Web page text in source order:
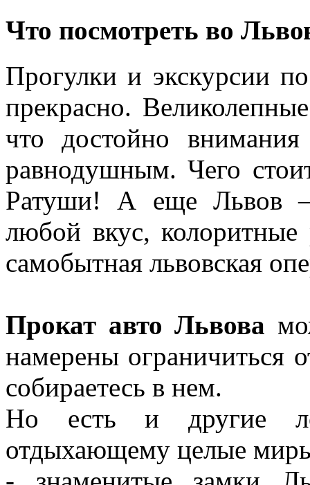
Что посмотреть во
Прогулки и экскурсии
прекрасно.
что достойно
равнодушным. Чего
Ратуши! А еще Львов –
любой вкус, колоритные
самобытная львовская
Прокат авто Львова
намерены ограничиться
собираетесь в нем.
Но есть и другие
отдыхающему целые